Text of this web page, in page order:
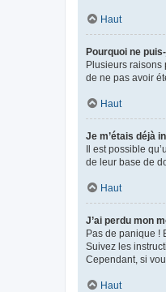
Haut
Pourquoi ne
Plusieurs raisons
de ne pas avoir
Haut
Je m’étais déjà
Il est possible
de leur base de
Haut
J’ai perdu mon
Pas de panique !
Suivez les
Cependant, si
Haut